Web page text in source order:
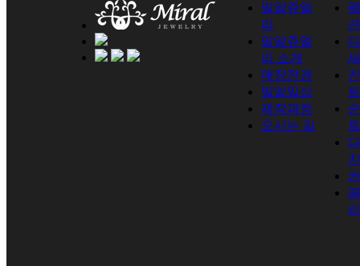
밀알쥬얼
리
밀알쥬얼
리 소개
매장전경
밀알일상
제작과정
오시는 길
션
트
트
지
리